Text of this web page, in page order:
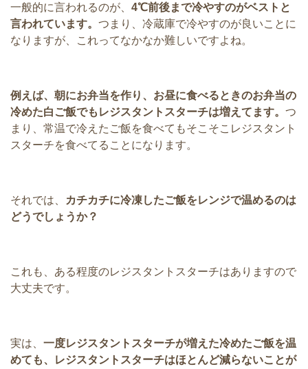
一般的に言われるのが、 4℃前後まで冷やすのがベストと
言われています。 つまり、冷蔵庫で冷やすのが良いことに
なりますが、これってなかなか難しいですよね。
例えば、朝にお弁当を作り、お昼に食べるときのお弁当の
冷めた白ご飯でもレジスタントスターチは増えてます。 つ
まり、常温で冷えたご飯を食べてもそこそこレジスタント
スターチを食べてることになります。
それでは、
カチカチに冷凍したご飯をレンジで温めるのは
どうでしょうか？
これも、ある程度のレジスタントスターチはありますので
大丈夫です。
実は、 一度レジスタントスターチが増えた冷めたご飯を温
めても、レジスタントスターチはほとんど減らないことが